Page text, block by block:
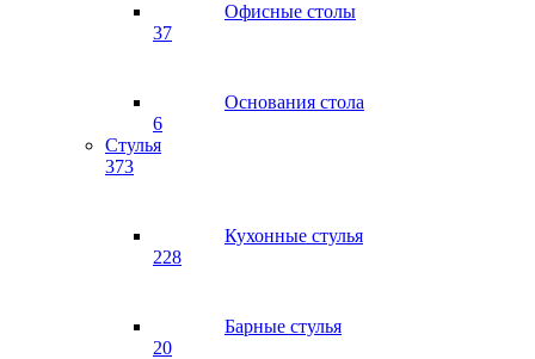
Офисные столы
37
Основания стола
6
Стулья
373
Кухонные стулья
228
Барные стулья
20